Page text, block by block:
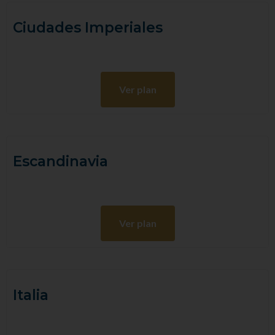
Ciudades Imperiales
Ver plan
Escandinavia
Ver plan
Italia